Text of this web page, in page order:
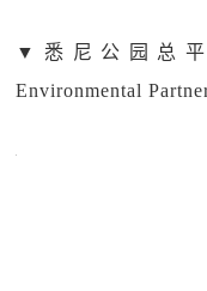
▼悉尼公园总
Environmental